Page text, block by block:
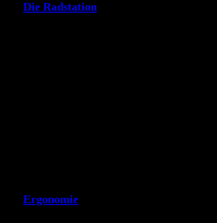
Die Radstation
Ergonomie